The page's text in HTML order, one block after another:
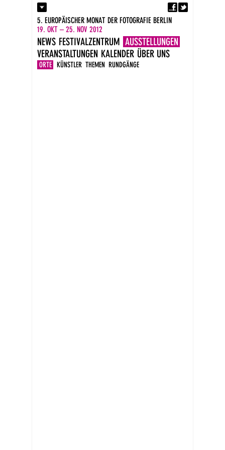
Kontakt
Presse
Impressum
DE
EN
5. EUROPÄISCHER MONAT DER FOTOGRAFIE BERLIN
19. OKT – 25. NOV 2012
NEWS FESTIVALZENTRUM AUSSTELLUNGEN
ORTE KÜNSTLER THEMEN RUNDGÄNGE
VERANSTALTUNGEN KALENDER ÜBER UNS